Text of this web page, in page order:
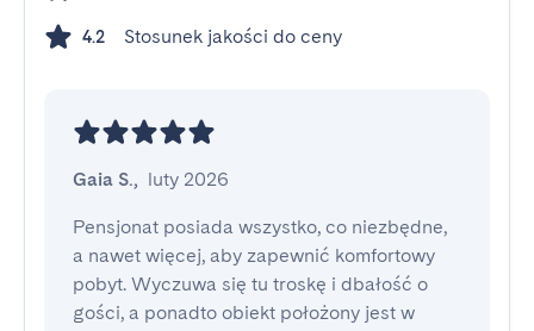
4.2 Stosunek jakości do ceny
Gaia S., luty 2026
Pensjonat posiada wszystko, co niezbędne,
a nawet więcej, aby zapewnić komfortowy
pobyt. Wyczuwa się tu troskę i dbałość o
gości, a ponadto obiekt położony jest w